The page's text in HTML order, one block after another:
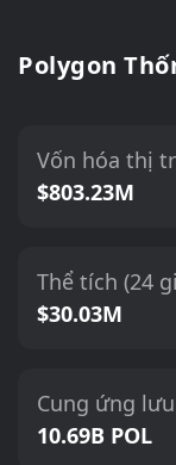
Polygon
Vốn hóa thị
$803.23M
Thể tích (24
$30.03M
Cung ứng
10.69B POL